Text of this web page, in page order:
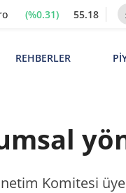
(%0.31) 55.18
REHBERLER
Komitesi